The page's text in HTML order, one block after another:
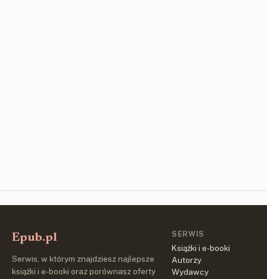
Epub.pl
Serwis, w którym znajdziesz najlepsze
książki i e-booki oraz porównasz oferty
SERWIS
Książki i e-booki
Autorzy
Wydawcy